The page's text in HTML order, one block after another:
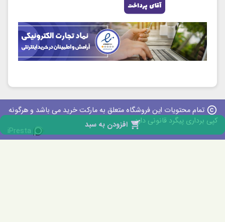
 افزودن به سبد
copyright تمام محتویات این فروشگاه متعلق به مارکت خرید می باشد و هرگونه
کپی برداری پیگرد قانونی دارد
iPresta